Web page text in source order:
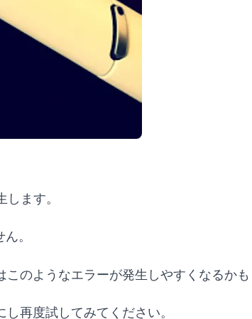
ます。
。
のようなエラーが発生しやすくなるかも
再度試してみてください。